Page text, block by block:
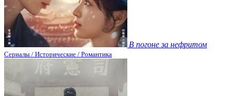
В погоне за нефритом
Сериалы / Исторические / Романтика